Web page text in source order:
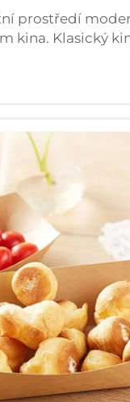
prostředí
kina. Klasický
šustění
diváci se
obaly na